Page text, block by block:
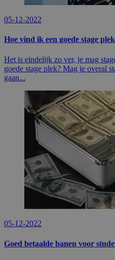
05-12-2022
Hoe vind ik een goede stage
Het is eindelijk zo ver, je mag
goede stage plek? Mag je overal
gaan...
05-12-2022
Goed betaalde banen voor